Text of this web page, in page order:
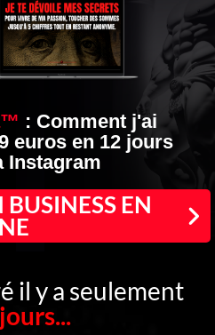
O
R
M
S
: Comment j'ai
euros en 12 jours
Instagram
EN
il y a seulement